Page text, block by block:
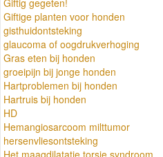
Giftig gegeten!
Giftige planten voor honden
gisthuidontsteking
glaucoma of oogdrukverhoging
Gras eten bij honden
groeipijn bij jonge honden
Hartproblemen bij honden
Hartruis bij honden
HD
Hemangiosarcoom milttumor
hersenvliesontsteking